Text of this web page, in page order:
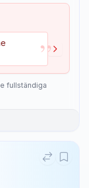
”
fullständiga